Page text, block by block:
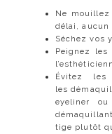
Ne
délai, aucun
Séchez vos
Peignez
Évitez les
les
eyeliner
tige plutôt